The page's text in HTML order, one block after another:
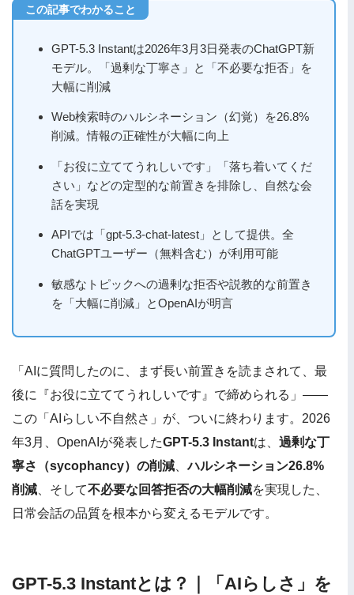
GPT-5.3 Instantは2026年3月3日発表のChatGPT新
モデル。「過剰な丁寧さ」と「不必要な拒否」を
大幅に削減
Web検索時のハルシネーション（幻覚）を26.8%
削減。情報の正確性が大幅に向上
「お役に立ててうれしいです」「落ち着いてくだ
さい」などの定型的な前置きを排除し、自然な会
話を実現
APIでは「gpt-5.3-chat-latest」として提供。全
ChatGPTユーザー（無料含む）が利用可能
敏感なトピックへの過剰な拒否や説教的な前置き
を「大幅に削減」とOpenAIが明言
「AIに質問したのに、まず長い前置きを読まされて、最
後に『お役に立ててうれしいです』で締められる」——
この「AIらしい不自然さ」が、ついに終わります。2026
年3月、OpenAIが発表したGPT-5.3 Instantは、 過剰な丁
寧さ（sycophancy）の削減 、ハルシネーション26.8%
削減 、そして不必要な回答拒否の大幅削減を実現した、
日常会話の品質を根本から変えるモデルです。
GPT-5.3 Instantとは？｜「AIらしさ」を